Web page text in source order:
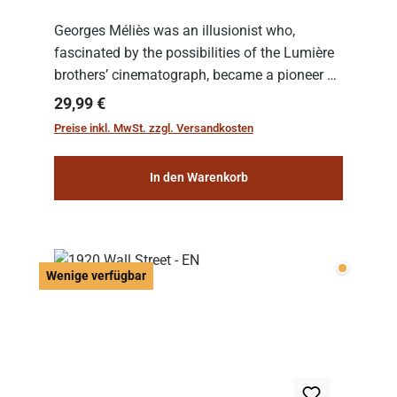
Georges Méliès was an illusionist who,
fascinated by the possibilities of the Lumière
brothers’ cinematograph, became a pioneer of
cinema. In 1902, he filmed his most famous
work: “Le Voyage dans la Lune” (“A Trip to...
Regulärer Preis:
29,99 €
Preise inkl. MwSt. zzgl. Versandkosten
In den Warenkorb
Wenige verfügbar Wenige